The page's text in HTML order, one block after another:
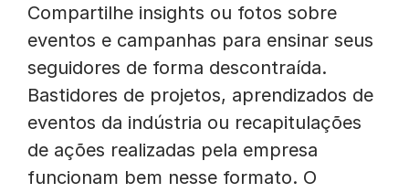
Compartilhe insights ou fotos sobre
eventos e campanhas para ensinar seus
seguidores de forma descontraída.
Bastidores de projetos, aprendizados de
eventos da indústria ou recapitulações
de ações realizadas pela empresa
funcionam bem nesse formato. O